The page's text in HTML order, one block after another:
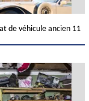
de véhicule ancien 11